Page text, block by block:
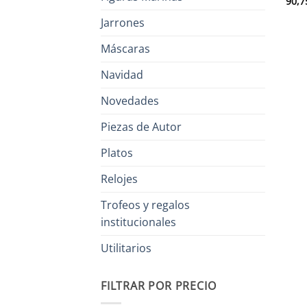
Jarrones
Máscaras
Navidad
Novedades
Piezas de Autor
Platos
Relojes
Trofeos y regalos
institucionales
Utilitarios
FILTRAR POR PRECIO